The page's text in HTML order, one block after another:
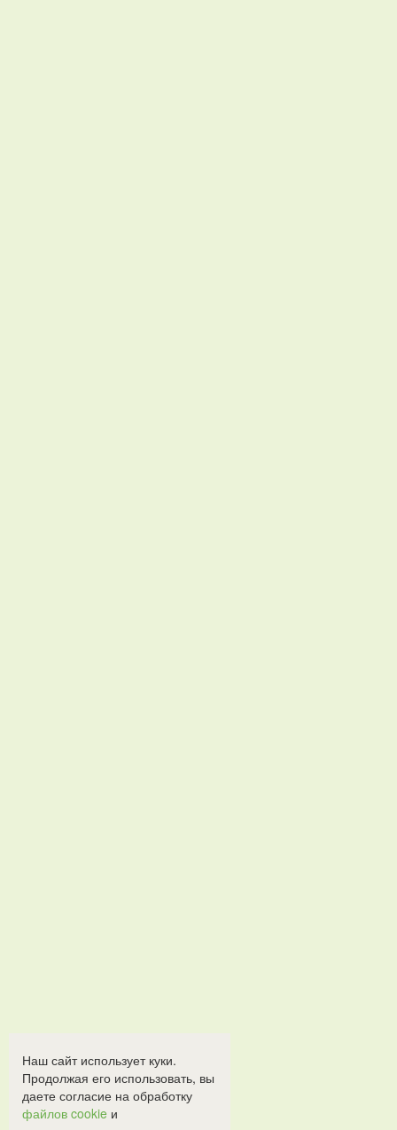
Наш сайт использует куки.
Продолжая его использовать, вы
даете согласие на обработку
файлов cookie и